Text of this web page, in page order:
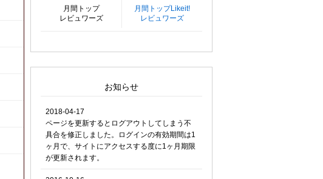
月間トップ
レビュワーズ
月間トップLikeit!
レビュワーズ
お知らせ
2018-04-17
ページを更新するとログアウトしてしまう不
具合を修正しました。ログインの有効期間は1
ヶ月で、サイトにアクセスする度に1ヶ月期限
が更新されます。